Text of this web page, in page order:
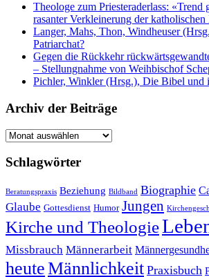
Theologe zum Priesteraderlass: «Trend
rasanter Verkleinerung der
Langer, Mahs, Thon, Windheuser
Patriarchat?
Gegen die Rückkehr
– Stellungnahme von Weihbischof
Pichler, Winkler (Hrsg.), Die Bibel und
Archiv der Beiträge
Archiv
Beiträge
Schlagwörter
Beratungspraxis Beziehung Bildband Biographie
Glaube Gottesdienst Humor Jungen
Kirche und Theologie
Missbrauch Männerarbeit
heuteMännlichkeit Praxisbuch